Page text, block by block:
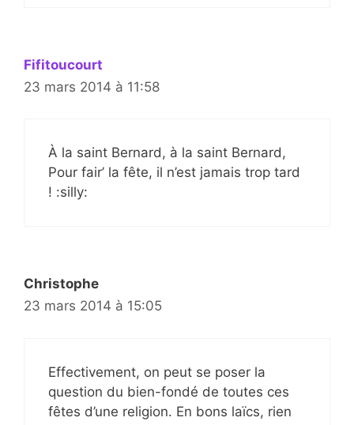
Fifitoucourt
23 mars 2014 à 11:58
À la saint Bernard, à la saint Bernard,
Pour fair’ la fête, il n’est jamais trop tard
! :silly:
Christophe
23 mars 2014 à 15:05
Effectivement, on peut se poser la
question du bien-fondé de toutes ces
fêtes d’une religion. En bons laïcs, rien